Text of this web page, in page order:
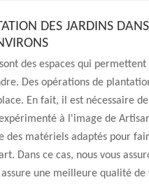
DES JARDINS
des espaces qui
Des opérations de
En fait, il est nécessaire
à l'image de
des matériels adaptés pour
Dans ce cas, nous vous
une meilleure qualité de